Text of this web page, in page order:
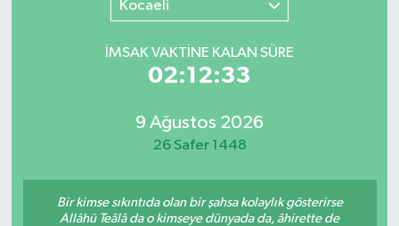
Kocaeli
İMSAK VAKTİNE KALAN SÜRE
02:12:33
9 Ağustos 2026
26 Safer 1448
Bir kimse sıkıntıda olan bir şahsa kolaylık gösterirse
Allâhü Teâlâ da o kimseye dünyada da, âhirette de
YARIŞMA/ETKİNLİKLER
MEVZUAT/KARARLAR